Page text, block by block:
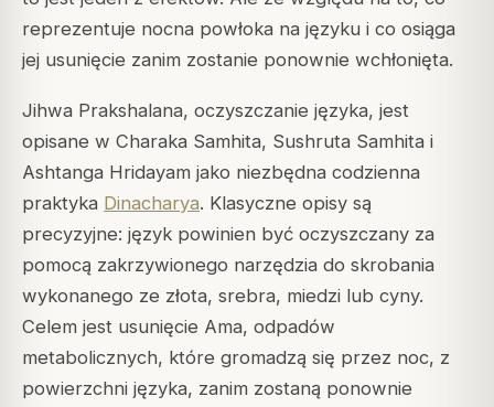
reprezentuje nocna powłoka na języku i co osiąga
jej usunięcie zanim zostanie ponownie wchłonięta.
Jihwa Prakshalana, oczyszczanie języka, jest
opisane w Charaka Samhita, Sushruta Samhita i
Ashtanga Hridayam jako niezbędna codzienna
praktyka Dinacharya. Klasyczne opisy są
precyzyjne: język powinien być oczyszczany za
pomocą zakrzywionego narzędzia do skrobania
wykonanego ze złota, srebra, miedzi lub cyny.
Celem jest usunięcie Ama, odpadów
metabolicznych, które gromadzą się przez noc, z
powierzchni języka, zanim zostaną ponownie